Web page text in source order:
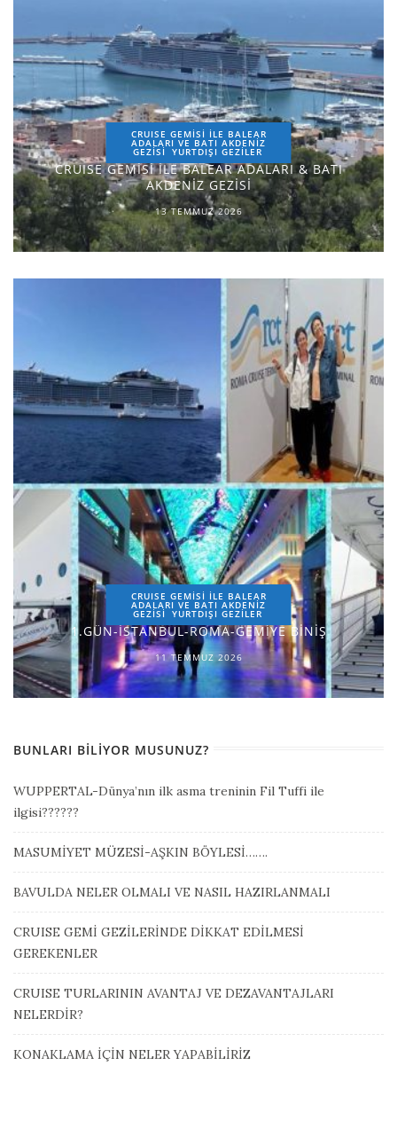
CRUISE GEMİSİ İLE BALEAR
ADALARI VE BATI AKDENİZ
GEZİSİ YURTDIŞI GEZILER
CRUISE GEMİSİ İLE BALEAR ADALARI & BATI
AKDENİZ GEZİSİ
13 TEMMUZ 2026
CRUISE GEMİSİ İLE BALEAR
ADALARI VE BATI AKDENİZ
GEZİSİ YURTDIŞI GEZILER
1.GÜN-İSTANBUL-ROMA-GEMİYE BİNİŞ
11 TEMMUZ 2026
BUNLARI BILIYOR MUSUNUZ?
WUPPERTAL-Dünya’nın ilk asma treninin Fil Tuffi ile
ilgisi??????
MASUMİYET MÜZESİ-AŞKIN BÖYLESİ…….
BAVULDA NELER OLMALI VE NASIL HAZIRLANMALI
CRUISE GEMİ GEZİLERİNDE DİKKAT EDİLMESİ
GEREKENLER
CRUISE TURLARININ AVANTAJ VE DEZAVANTAJLARI
NELERDİR?
KONAKLAMA İÇİN NELER YAPABİLİRİZ